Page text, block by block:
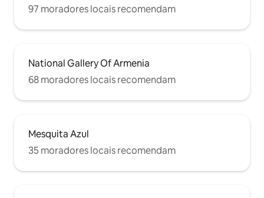
97 moradores locais recomendam
National Gallery Of Armenia
68 moradores locais recomendam
Mesquita Azul
35 moradores locais recomendam